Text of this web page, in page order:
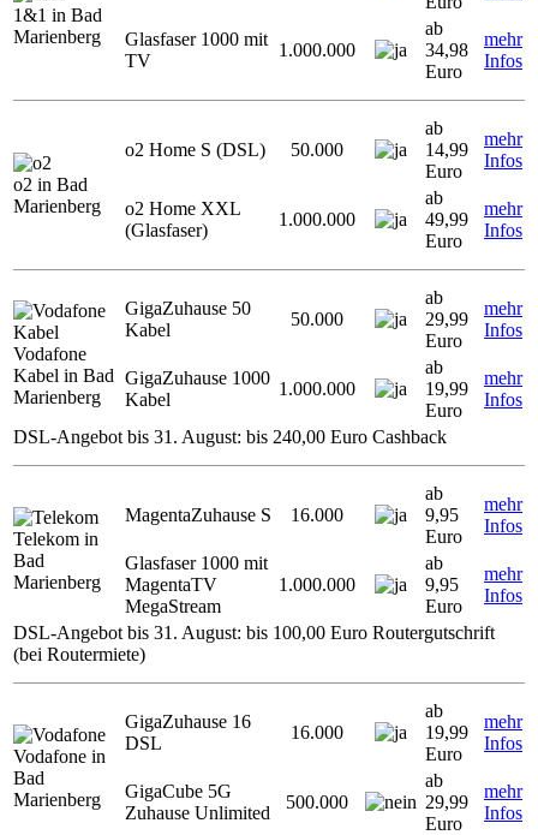
1&1 in Bad
Marienberg
Glasfaser 1000 mit
TV
1.000.000
ab
34,98
Euro
mehr
Infos
o2 in Bad
Marienberg
o2 Home S (DSL) 50.000
ab
14,99
Euro
mehr
Infos
o2 Home XXL
(Glasfaser)
1.000.000
ab
49,99
Euro
mehr
Infos
Vodafone
Kabel in Bad
Marienberg
GigaZuhause 50
Kabel
50.000
ab
29,99
Euro
mehr
Infos
GigaZuhause 1000
Kabel
1.000.000
ab
19,99
Euro
mehr
Infos
DSL-Angebot bis 31. August: bis 240,00 Euro Cashback
Telekom in
Bad
Marienberg
MagentaZuhause S 16.000
ab
9,95
Euro
mehr
Infos
Glasfaser 1000 mit
MagentaTV
MegaStream
1.000.000
ab
9,95
Euro
mehr
Infos
DSL-Angebot bis 31. August: bis 100,00 Euro Routergutschrift
(bei Routermiete)
Vodafone in
Bad
Marienberg
GigaZuhause 16
DSL
16.000
ab
19,99
Euro
mehr
Infos
GigaCube 5G
Zuhause Unlimited
500.000
ab
29,99
Euro
mehr
Infos